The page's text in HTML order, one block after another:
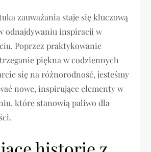
zauważania staje się kluczową
odnajdywaniu inspiracji w
Poprzez praktykowanie
piękna w codziennych
się na różnorodność, jesteśmy
nowe, inspirujące elementy w
które stanowią paliwo dla